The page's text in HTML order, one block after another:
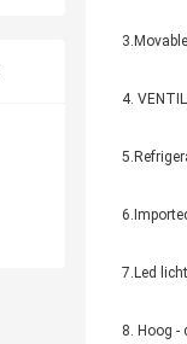
4.
7.Led
8. Hoog